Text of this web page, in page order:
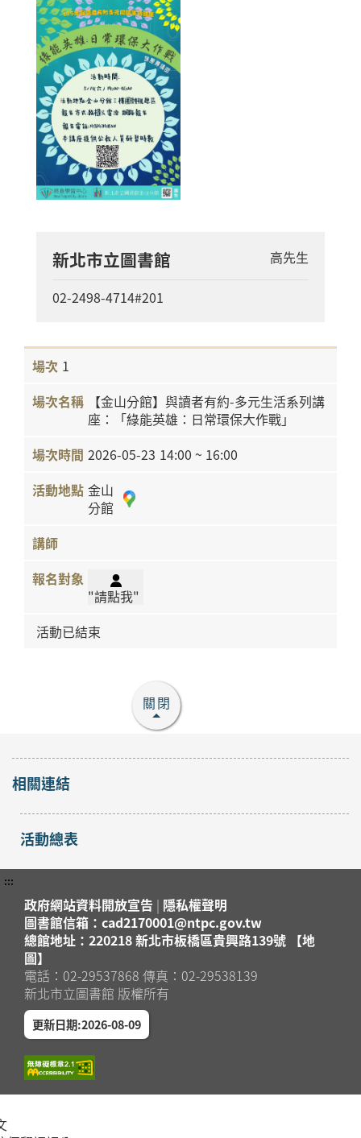
新北市立圖書館 高先生
02-2498-4714#201
1
【金山分館】與讀者有約-多元生活系列講
座：「綠能英雄：日常環保大作戰」
2026-05-23 14:00 ~ 16:00
金山
分館
"請點我"
活動已結束
關閉
相關連結
活動總表
:::
政府網站資料開放宣告 | 隱私權聲明
圖書館信箱：cad2170001@ntpc.gov.tw
總館地址：220218 新北市板橋區貴興路139號 【地
圖】
電話：02-29537868 傳真：02-29538139
新北市立圖書館 版權所有
更新日期:2026-08-09